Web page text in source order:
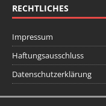
RECHTLICHES
Impressum
Haftungsausschluss
Datenschutzerklärung